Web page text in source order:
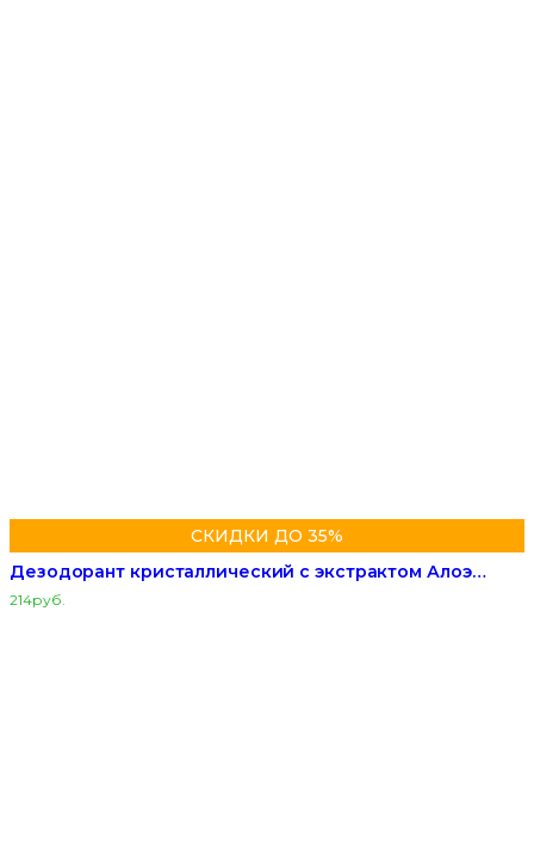
СКИДКИ ДО 35%
Дезодорант кристаллический с экстрактом Алоэ…
214руб.